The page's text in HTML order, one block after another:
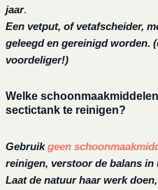
jaar.
Een vetput, of vetafscheider,
geleegd en gereinigd worden.
voordeliger!)
Welke
sectictank te reinigen?
Gebruikgeen
reinigen, verstoor de balans
Laat de natuur haar werk